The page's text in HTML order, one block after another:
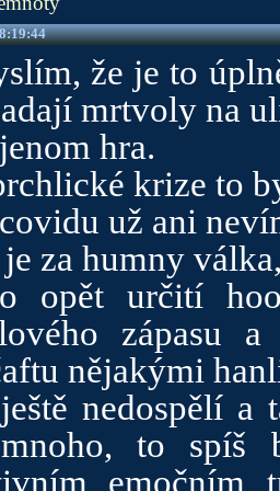
že je to
mrtvoly na
hra.
krize to
už ani
za humny
opět určití
zápasu
nějakými
nedospělí
to spíš
emočním